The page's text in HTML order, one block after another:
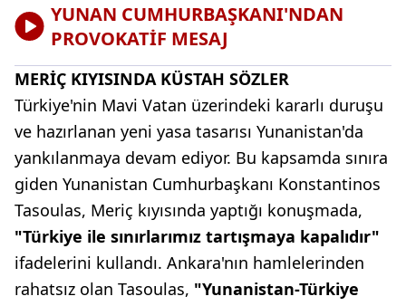
YUNAN CUMHURBAŞKANI'NDAN
PROVOKATİF MESAJ
MERİÇ KIYISINDA KÜSTAH SÖZLER
Türkiye'nin Mavi Vatan üzerindeki kararlı duruşu
ve hazırlanan yeni yasa tasarısı Yunanistan'da
yankılanmaya devam ediyor. Bu kapsamda sınıra
giden Yunanistan Cumhurbaşkanı Konstantinos
Tasoulas, Meriç kıyısında yaptığı konuşmada,
"Türkiye ile sınırlarımız tartışmaya kapalıdır"
ifadelerini kullandı. Ankara'nın hamlelerinden
rahatsız olan Tasoulas, "Yunanistan-Türkiye